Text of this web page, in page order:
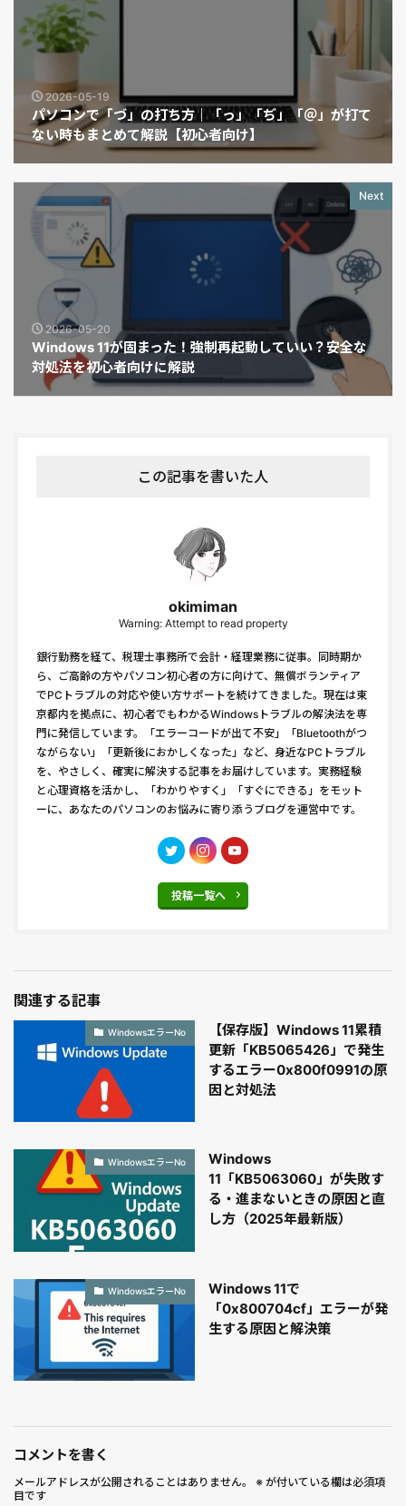
2026-05-19
パソコンで「づ」の打ち方｜「っ」「ぢ」「＠」が打て
ない時もまとめて解説【初心者向け】
Next
2026-05-20
Windows 11が固まった！強制再起動していい？安全な
対処法を初心者向けに解説
この記事を書いた人
okimiman
Warning: Attempt to read property
銀行勤務を経て、税理士事務所で会計・経理業務に従事。同時期か
ら、ご高齢の方やパソコン初心者の方に向けて、無償ボランティア
でPCトラブルの対応や使い方サポートを続けてきました。現在は東
京都内を拠点に、初心者でもわかるWindowsトラブルの解決法を専
門に発信しています。「エラーコードが出て不安」「Bluetoothがつ
ながらない」「更新後におかしくなった」など、身近なPCトラブル
を、やさしく、確実に解決する記事をお届けしています。実務経験
と心理資格を活かし、「わかりやすく」「すぐにできる」をモット
ーに、あなたのパソコンのお悩みに寄り添うブログを運営中です。
投稿一覧へ
関連する記事
WindowsエラーNo
【保存版】Windows 11累積
更新「KB5065426」で発生
するエラー0x800f0991の原
因と対処法
WindowsエラーNo
Windows
11「KB5063060」が失敗す
る・進まないときの原因と直
し方（2025年最新版）
WindowsエラーNo
Windows 11で
「0x800704cf」エラーが発
生する原因と解決策
コメントを書く
メールアドレスが公開されることはありません。 ※ が付いている欄は必須項
目です